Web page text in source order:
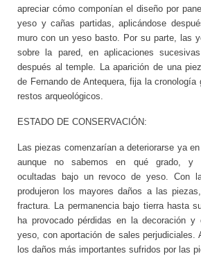
apreciar cómo componían el diseño por
yeso y cañas partidas, aplicándose
muro con un yeso basto. Por su parte, las
sobre la pared, en aplicaciones
después al temple. La aparición de una
de Fernando de Antequera, fija la cronología
restos arqueológicos.
ESTADO DE CONSERVACIÓN:
Las piezas comenzarían a deteriorarse ya
aunque no sabemos en qué grado, y
ocultadas bajo un revoco de yeso. Con
produjeron los mayores daños a las
fractura. La permanencia bajo tierra hasta
ha provocado pérdidas en la decoración y
yeso, con aportación de sales perjudiciales.
los daños más importantes sufridos por las